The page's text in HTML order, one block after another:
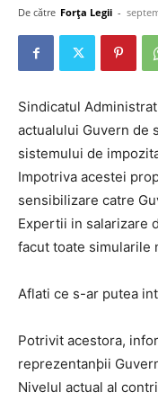
De către Forța Legii -
Sindicatul
actualului Guvern de
sistemului de
Impotriva acestei
sensibilizare catre
Expertii in salarizare
facut toate simularile
Aflati ce s-ar putea
Potrivit acestora,
reprezentanþii
Nivelul actual al